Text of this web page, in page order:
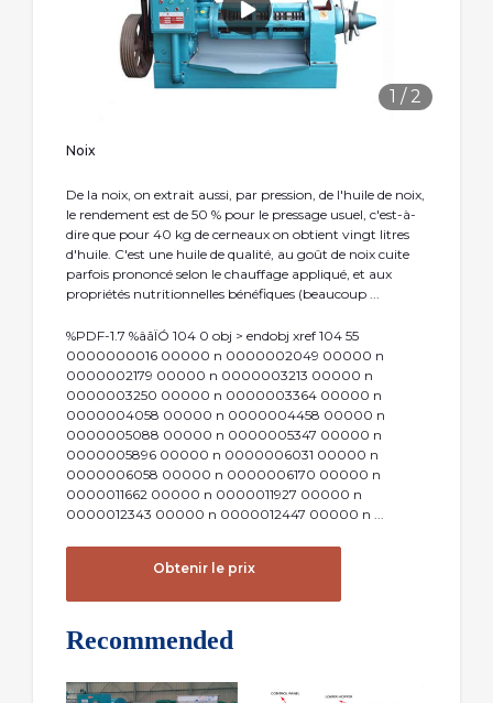
1 / 2
Noix
De la noix, on extrait aussi, par pression, de l'huile de noix,
le rendement est de 50 % pour le pressage usuel, c'est-à-
dire que pour 40 kg de cerneaux on obtient vingt litres
d'huile. C'est une huile de qualité, au goût de noix cuite
parfois prononcé selon le chauffage appliqué, et aux
propriétés nutritionnelles bénéfiques (beaucoup ...
%PDF-1.7 %âãÏÓ 104 0 obj > endobj xref 104 55
0000000016 00000 n 0000002049 00000 n
0000002179 00000 n 0000003213 00000 n
0000003250 00000 n 0000003364 00000 n
0000004058 00000 n 0000004458 00000 n
0000005088 00000 n 0000005347 00000 n
0000005896 00000 n 0000006031 00000 n
0000006058 00000 n 0000006170 00000 n
0000011662 00000 n 0000011927 00000 n
0000012343 00000 n 0000012447 00000 n ...
Obtenir le prix
Recommended